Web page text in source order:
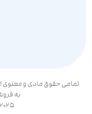
تمامی حقوق مادی و معنوی
به